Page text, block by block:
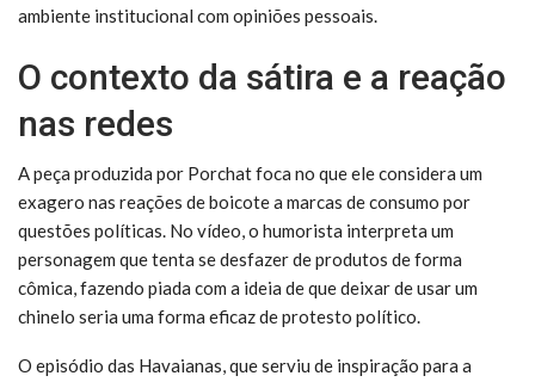
ambiente institucional com opiniões pessoais.
O contexto da sátira e a reação
nas redes
A peça produzida por Porchat foca no que ele considera um
exagero nas reações de boicote a marcas de consumo por
questões políticas. No vídeo, o humorista interpreta um
personagem que tenta se desfazer de produtos de forma
cômica, fazendo piada com a ideia de que deixar de usar um
chinelo seria uma forma eficaz de protesto político.
O episódio das Havaianas, que serviu de inspiração para a